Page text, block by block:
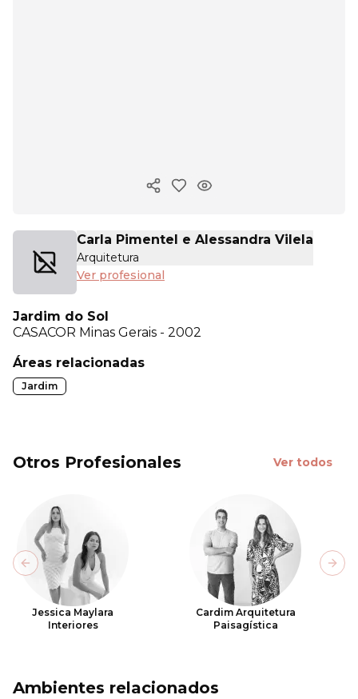
Copiar enlace
Carla Pimentel e Alessandra Vilela
Arquitetura
Ver profesional
Jardim do Sol
CASACOR Minas Gerais - 2002
Áreas relacionadas
Jardim
Otros Profesionales Ver todos
Jessica Maylara
Interiores
Cardim Arquitetura
Paisagística
Previous slide
Ambientes relacionados